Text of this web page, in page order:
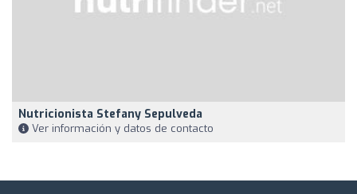
Nutricionista Stefany Sepulveda
Ver información y datos de contacto